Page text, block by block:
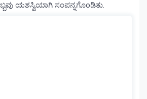
ಯಶಸ್ವಿಯಾಗಿ ಸಂಪನ್ನಗೊoಡಿತು.